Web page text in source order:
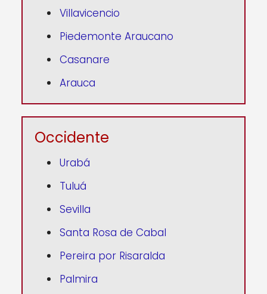
Villavicencio
Piedemonte Araucano
Casanare
Arauca
Occidente
Urabá
Tuluá
Sevilla
Santa Rosa de Cabal
Pereira por Risaralda
Palmira